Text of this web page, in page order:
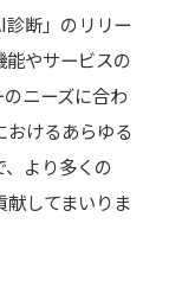
診断」のリリー
やサービスの
ニーズに合わ
おけるあらゆる
より多くの
してまいりま